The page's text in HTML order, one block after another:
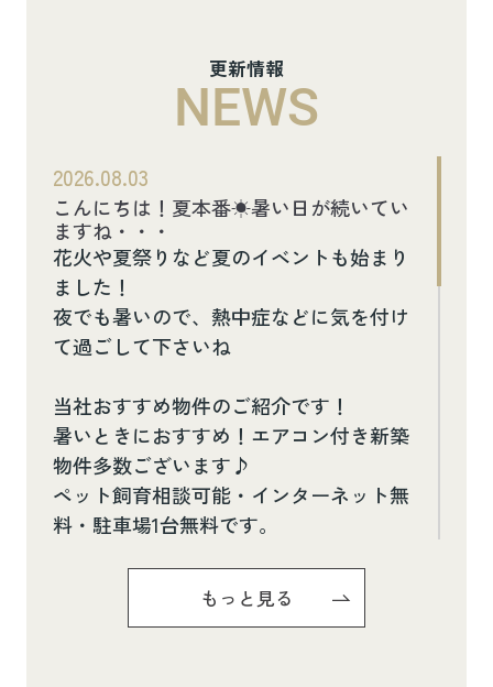
更新情報
NEWS
2026.08.03
こんにちは！夏本番☀暑い日が続いてい
ますね・・・
花火や夏祭りなど夏のイベントも始まり
ました！
夜でも暑いので、熱中症などに気を付け
て過ごして下さいね
当社おすすめ物件のご紹介です！
暑いときにおすすめ！エアコン付き新築
物件多数ございます♪
ペット飼育相談可能・インターネット無
料・駐車場1台無料です。
Pure Ryuju Ⅱ101
もっと見る